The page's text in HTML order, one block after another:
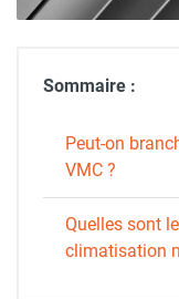
Sommaire :
Peut-on
VMC ?
Quelles sont
climatisation